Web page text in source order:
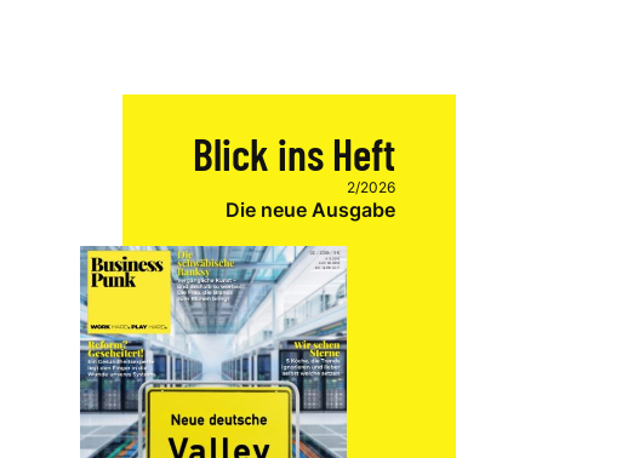
Blick ins Heft
2/2026
Die neue Ausgabe